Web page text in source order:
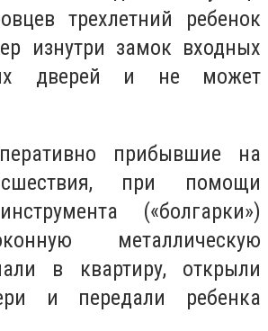
трехлетний ребенок
изнутри замок входных
дверей и не может
прибывшие на
при помощи
(«болгарки»)
металлическую
в квартиру, открыли
и передали ребенка